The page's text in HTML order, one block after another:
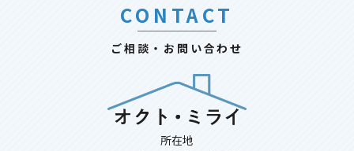
CONTACT
ご相談・お問い合わせ
所在地